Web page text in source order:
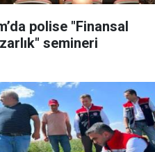
polise "Finansal
semineri